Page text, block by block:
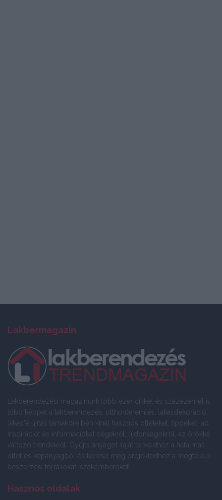
Lakbermagazin
Lakberendezési magazinunk több ezer cikkel és százezernél is
több képpel a lakberendezés, otthonteremtés, lakásdekoráció,
lakásfelújítás témaköreiben kínál hasznos ötleteket, tippeket, ad
inspirációt és információkat cégekről, újdonságokról, az örökké
változó trendekről. Gyűjts anyagot saját terveidhez a hatalmas
ötlet és képanyagból és keresd meg projektedhez a megfelelő
beszerzési forrásokat, szakembereket.
Hasznos oldalak